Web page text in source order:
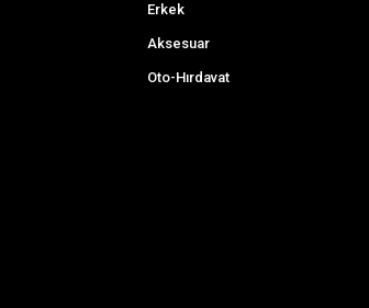
Erkek
Aksesuar
Oto-Hırdavat